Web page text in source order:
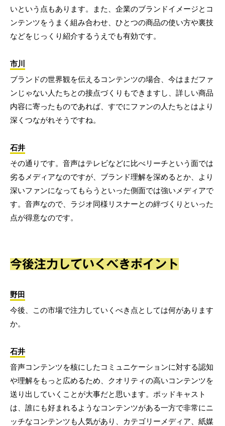
いという点もあります。また、企業のブランドイメージとコ
ンテンツをうまく組み合わせ、ひとつの商品の使い方や裏技
などをじっくり紹介するうえでも有効です。
市川
ブランドの世界観を伝えるコンテンツの場合、今はまだファ
ンじゃない人たちとの接点づくりもできますし、詳しい商品
内容に寄ったものであれば、すでにファンの人たちとはより
深くつながれそうですね。
石井
その通りです。音声はテレビなどに比べリーチという面では
劣るメディアなのですが、ブランド理解を深めるとか、より
深いファンになってもらうといった側面では強いメディアで
す。音声なので、ラジオ同様リスナーとの絆づくりといった
点が得意なのです。
今後注力していくべきポイント
野田
今後、この市場で注力していくべき点としては何があります
か。
石井
音声コンテンツを核にしたコミュニケーションに対する認知
や理解をもっと広めるため、クオリティの高いコンテンツを
送り出していくことが大事だと思います。ポッドキャスト
は、誰にも好まれるようなコンテンツがある一方で非常にニ
ッチなコンテンツも人気があり、カテゴリーメディア、紙媒